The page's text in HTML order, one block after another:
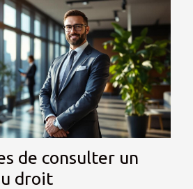
de consulter un
droit